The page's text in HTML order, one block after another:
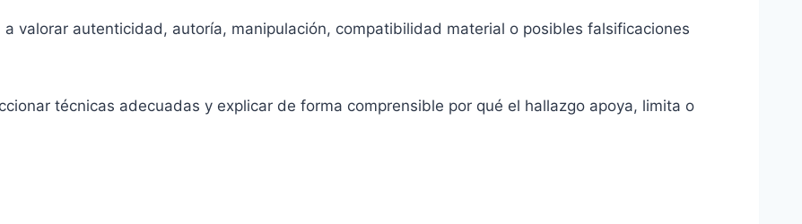
valorar autenticidad, autoría, manipulación, compatibilidad material o posibles falsificaciones
técnicas adecuadas y explicar de forma comprensible por qué el hallazgo apoya, limita o